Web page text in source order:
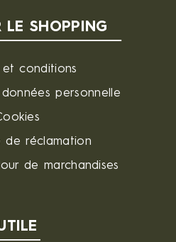
LE SHOPPING
et conditions
personnelle
de réclamation
de marchandises